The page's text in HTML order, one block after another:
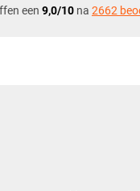
een 9,0/10 na 2662